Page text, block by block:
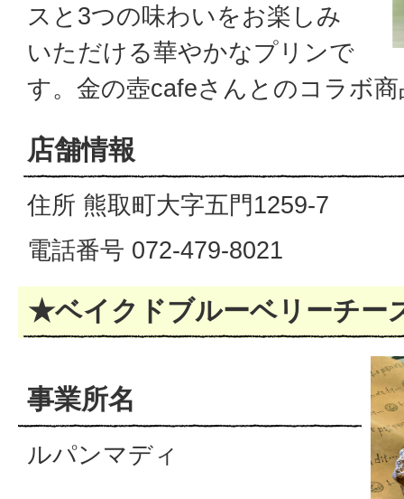
スと3つの味わいをお楽しみ
いただける華やかなプリンで
す。金の壺cafeさんとのコラボ
店舗情報
住所 熊取町大字五門1259-7
電話番号 072-479-8021
★ベイクドブルーベリーチー
事業所名
ルパンマディ